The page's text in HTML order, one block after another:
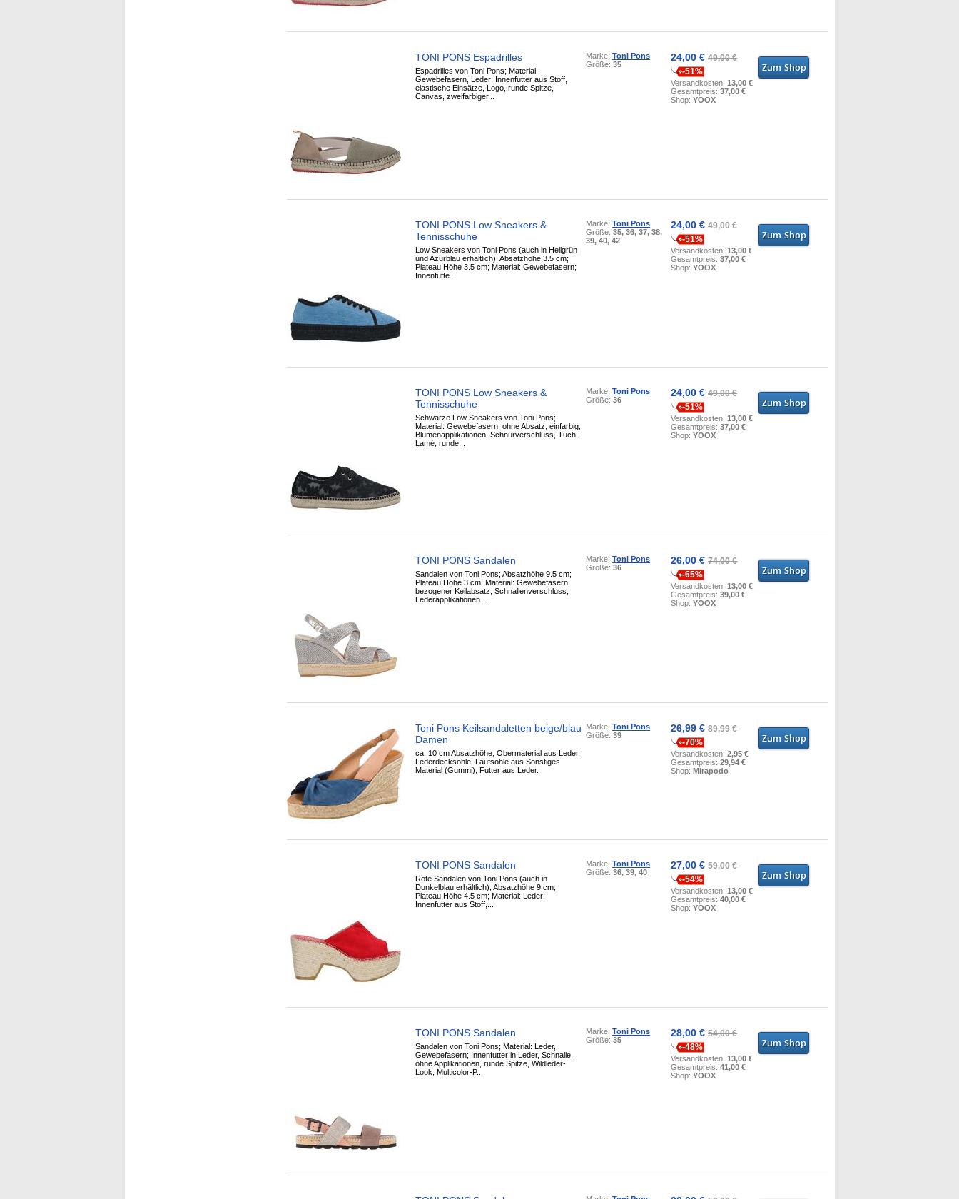
TONI PONS Espadrilles
Espadrilles von Toni Pons; Material:
Gewebefasern, Leder; Innenfutter aus Stoff,
elastische Einsätze, Logo, runde Spitze,
Canvas, zweifarbiger...
Marke:Toni Pons
Größe:35
24,00 €49,00 €
-51%
Versandkosten:13,00 €
Gesamtpreis:37,00 €
Shop:YOOX
TONI PONS Low Sneakers &
Tennisschuhe
Low Sneakers von Toni Pons (auch in Hellgrün
und Azurblau erhältlich); Absatzhöhe 3.5 cm;
Plateau Höhe 3.5 cm; Material: Gewebefasern;
Innenfutte...
Marke:Toni Pons
Größe:35, 36, 37, 38,
39, 40, 42
24,00 €49,00 €
-51%
Versandkosten:13,00 €
Gesamtpreis:37,00 €
Shop:YOOX
TONI PONS Low Sneakers &
Tennisschuhe
Schwarze Low Sneakers von Toni Pons;
Material: Gewebefasern; ohne Absatz, einfarbig,
Blumenapplikationen, Schnürverschluss, Tuch,
Lamé, runde...
Marke:Toni Pons
Größe:36
24,00 €49,00 €
-51%
Versandkosten:13,00 €
Gesamtpreis:37,00 €
Shop:YOOX
TONI PONS Sandalen
Sandalen von Toni Pons; Absatzhöhe 9.5 cm;
Plateau Höhe 3 cm; Material: Gewebefasern;
bezogener Keilabsatz, Schnallenverschluss,
Lederapplikationen...
Marke:Toni Pons
Größe:36
26,00 €74,00 €
-65%
Versandkosten:13,00 €
Gesamtpreis:39,00 €
Shop:YOOX
Toni Pons Keilsandaletten beige/blau
Damen
ca. 10 cm Absatzhöhe, Obermaterial aus Leder,
Lederdecksohle, Laufsohle aus Sonstiges
Material (Gummi), Futter aus Leder.
Marke:Toni Pons
Größe:39
26,99 €89,99 €
-70%
Versandkosten:2,95 €
Gesamtpreis:29,94 €
Shop:Mirapodo
TONI PONS Sandalen
Rote Sandalen von Toni Pons (auch in
Dunkelblau erhältlich); Absatzhöhe 9 cm;
Plateau Höhe 4.5 cm; Material: Leder;
Innenfutter aus Stoff,...
Marke:Toni Pons
Größe:36, 39, 40
27,00 €59,00 €
-54%
Versandkosten:13,00 €
Gesamtpreis:40,00 €
Shop:YOOX
TONI PONS Sandalen
Sandalen von Toni Pons; Material: Leder,
Gewebefasern; Innenfutter in Leder, Schnalle,
ohne Applikationen, runde Spitze, Wildleder-
Look, Multicolor-P...
Marke:Toni Pons
Größe:35
28,00 €54,00 €
-48%
Versandkosten:13,00 €
Gesamtpreis:41,00 €
Shop:YOOX